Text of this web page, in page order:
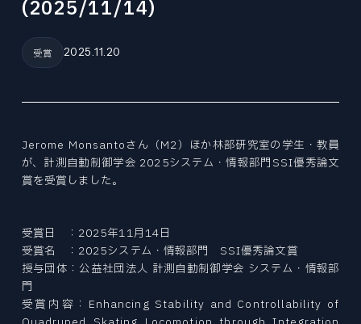
LABORATORY
機械機能創成専攻
ファインメカニクス専攻
環境科学研究科
医工学研究科
教員
DEI推進
GLOBAL
国際交流
STUDENT SUPPORTS
大学院教育
EDUCATION INDEX
大学院教育
カリキュラム
OPEN LECTURE
オープンキャンパス・見学
CAREER PATH
EXAMINATION
入試出題範囲・過去の試験問題
TOPICS
トピックス
受賞
REPORT
ABOUT SITE このサイトについて
機械系同窓会
(2025/11/14)
受賞 2025.11.20
Jerome Monsantoさん（M2）ほか林部研究室の学生・教員
が、計測自動制御学会 2025システム・情報部門SSI優秀論文
賞を受賞しました。
受賞日 ：2025年11月14日
受賞名 ：2025システム・情報部門 SSI優秀論文賞
授与団体：公益社団法人 計測自動制御学会 システム・情報部
門
受賞内容：Enhancing Stability and Controllability of